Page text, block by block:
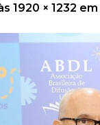
1920 × 1232 em